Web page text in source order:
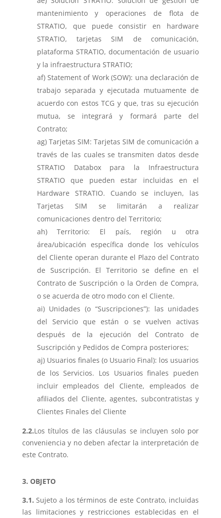
mantenimiento y operaciones de flota de
STRATIO, que puede consistir en hardware
STRATIO, tarjetas SIM de comunicación,
plataforma STRATIO, documentación de usuario
y la infraestructura STRATIO;
Statement of Work (SOW): una declaración de
trabajo separada y ejecutada mutuamente de
acuerdo con estos TCG y que, tras su ejecución
mutua, se integrará y formará parte del
Contrato;
Tarjetas SIM: Tarjetas SIM de comunicación a
través de las cuales se transmiten datos desde
STRATIO Databox para la Infraestructura
STRATIO que pueden estar incluidas en el
Hardware STRATIO. Cuando se incluyen, las
Tarjetas SIM se limitarán a realizar
comunicaciones dentro del Territorio;
Territorio: El país, región u otra
área/ubicación específica donde los vehículos
del Cliente operan durante el Plazo del Contrato
de Suscripción. El Territorio se define en el
Contrato de Suscripción o la Orden de Compra,
o se acuerda de otro modo con el Cliente.
Unidades (o “Suscripciones”): las unidades
del Servicio que están o se vuelven activas
después de la ejecución del Contrato de
Suscripción y Pedidos de Compra posteriores;
Usuarios finales (o Usuario Final): los usuarios
de los Servicios. Los Usuarios finales pueden
incluir empleados del Cliente, empleados de
afiliados del Cliente, agentes, subcontratistas y
Clientes Finales del Cliente
2.2.Los títulos de las cláusulas se incluyen solo por
conveniencia y no deben afectar la interpretación de
este Contrato.
3. OBJETO
3.1. Sujeto a los términos de este Contrato, incluidas
las limitaciones y restricciones establecidas en el